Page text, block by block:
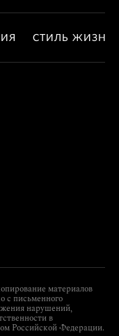
СТИЛЬ ЖИЗНИ
материалов
с письменного
нарушений,
в
Российской Федерации.